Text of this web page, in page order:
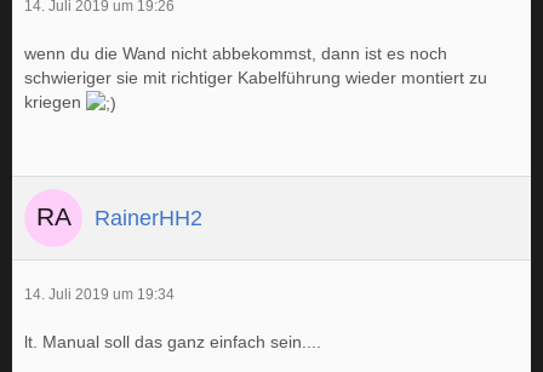
14. Juli 2019 um 19:26
wenn du die Wand nicht abbekommst, dann ist es noch
schwieriger sie mit richtiger Kabelführung wieder montiert zu
kriegen
RainerHH2
14. Juli 2019 um 19:34
lt. Manual soll das ganz einfach sein....